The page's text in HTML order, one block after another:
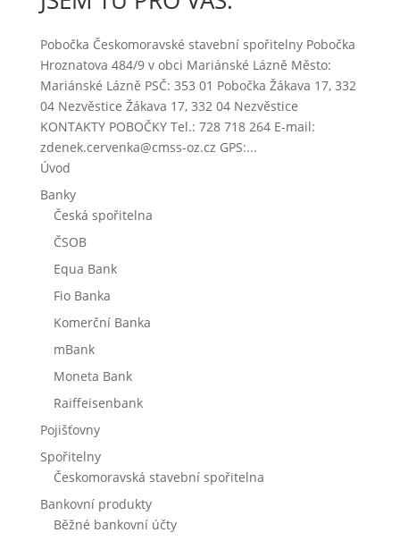
Pobočka Českomoravské stavební spořitelny Pobočka
Hroznatova 484/9 v obci Mariánské Lázně Město:
Mariánské Lázně PSČ: 353 01 Pobočka Žákava 17, 332
04 Nezvěstice Žákava 17, 332 04 Nezvěstice
KONTAKTY POBOČKY Tel.: 728 718 264 E-mail:
zdenek.cervenka@cmss-oz.cz GPS:...
Úvod
Banky
Česká spořitelna
ČSOB
Equa Bank
Fio Banka
Komerční Banka
mBank
Moneta Bank
Raiffeisenbank
Pojišťovny
Spořitelny
Českomoravská stavební spořitelna
Bankovní produkty
Běžné bankovní účty